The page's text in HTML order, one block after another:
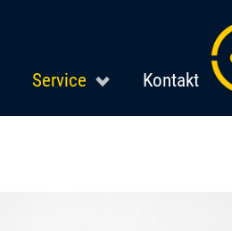
Service Kontakt